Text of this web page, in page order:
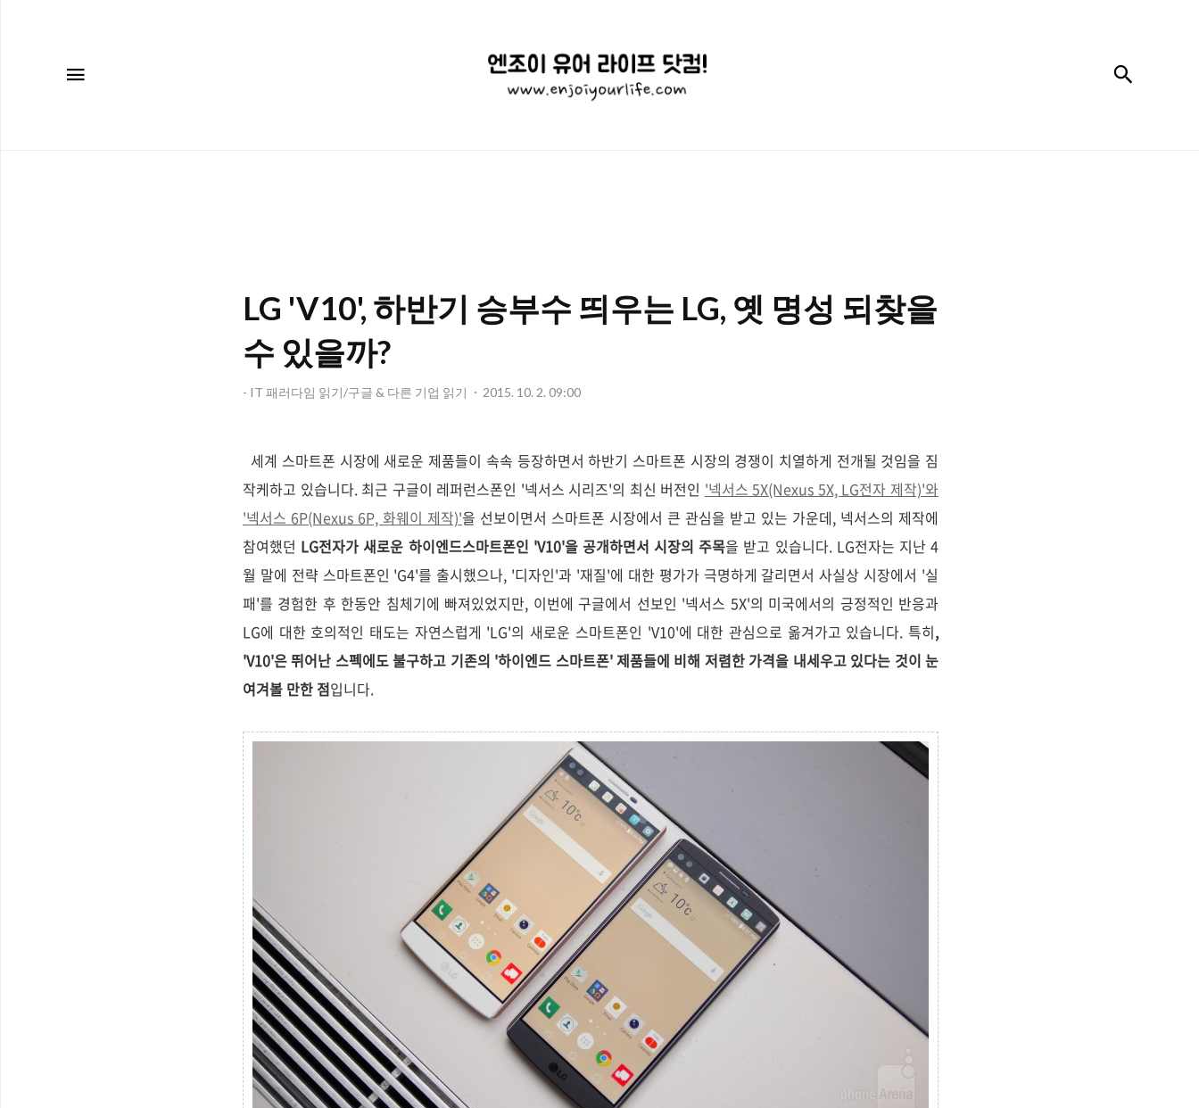
엔
조
프
LG 'V10', 하반기 승부수 띄우는 LG, 옛 명성 되찾을
수 있을까?
- IT 패러다임 읽기/구글 & 다른 기업 읽기 2015. 10. 2. 09:00
세계 스마트폰 시장에 새로운 제품들이 속속 등장하면서 하반기 스마트폰 시장의 경쟁이 치열하게 전개될 것임을 짐
작케하고 있습니다. 최근 구글이 레퍼런스폰인 '넥서스 시리즈'의 최신 버전인 '넥서스 5X(Nexus 5X, LG전자 제작)'와
'넥서스 6P(Nexus 6P, 화웨이 제작)'을 선보이면서 스마트폰 시장에서 큰 관심을 받고 있는 가운데, 넥서스의 제작에
참여했던 LG전자가 새로운 하이엔드스마트폰인 'V10'을 공개하면서 시장의 주목을 받고 있습니다. LG전자는 지난 4
월 말에 전략 스마트폰인 'G4'를 출시했으나, '디자인'과 '재질'에 대한 평가가 극명하게 갈리면서 사실상 시장에서 '실
패'를 경험한 후 한동안 침체기에 빠져있었지만, 이번에 구글에서 선보인 '넥서스 5X'의 미국에서의 긍정적인 반응과
LG에 대한 호의적인 태도는 자연스럽게 'LG'의 새로운 스마트폰인 'V10'에 대한 관심으로 옮겨가고 있습니다. 특히,
'V10'은 뛰어난 스펙에도 불구하고 기존의 '하이엔드 스마트폰' 제품들에 비해 저렴한 가격을 내세우고 있다는 것이 눈
여겨볼 만한 점입니다.